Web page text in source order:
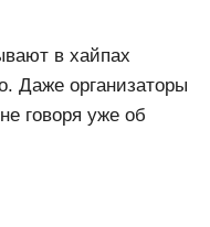
в хайпах
Даже организаторы
говоря уже об